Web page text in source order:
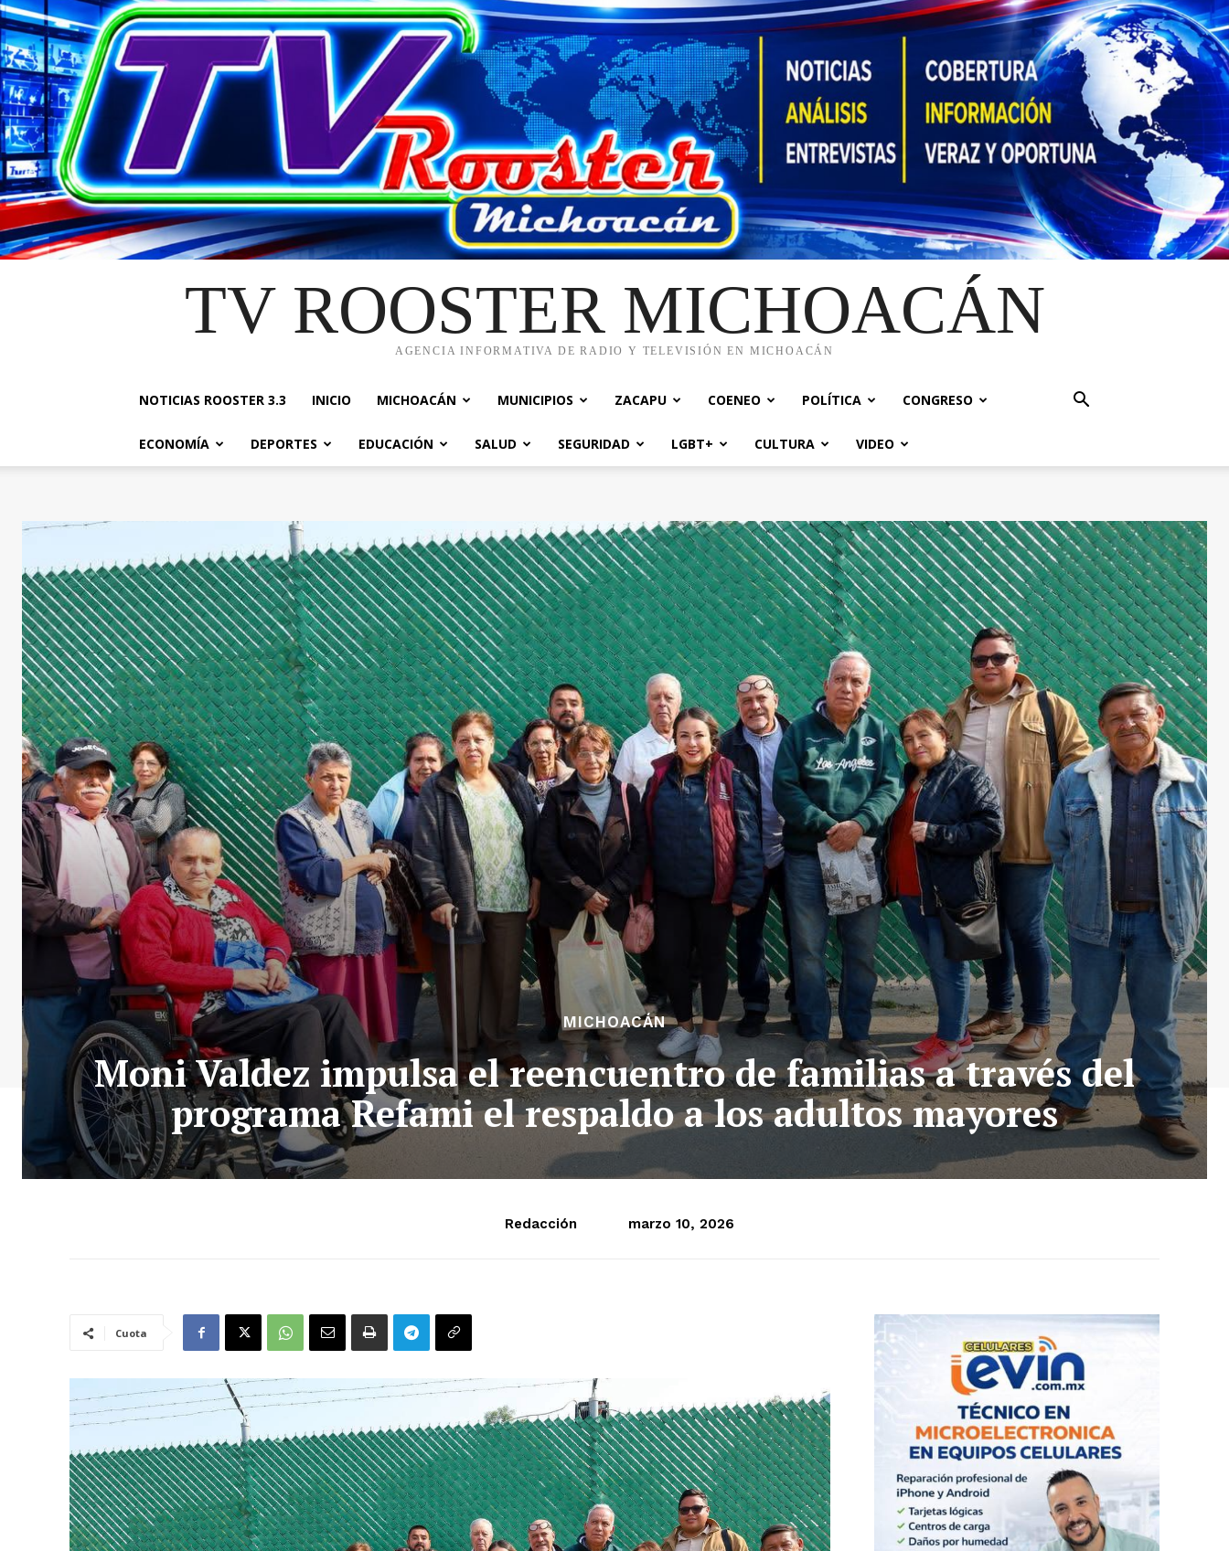
TV ROOSTER MICHOACÁN
AGENCIA INFORMATIVA DE RADIO Y TELEVISIÓN EN MICHOACÁN
NOTICIAS ROOSTER 3.3 INICIO MICHOACÁN MUNICIPIOS ZACAPU COENEO POLÍTICA CONGRESO
ECONOMÍA DEPORTES EDUCACIÓN SALUD SEGURIDAD LGBT+ CULTURA VIDEO
MICHOACÁN
Moni Valdez impulsa el reencuentro de familias a través del
programa Refami el respaldo a los adultos mayores
Redacción marzo 10, 2026
Cuota